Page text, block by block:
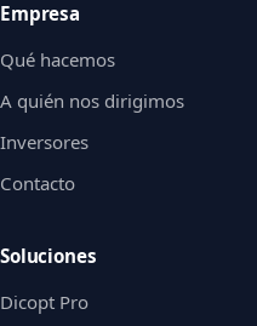
Empresa
Qué hacemos
A quién nos dirigimos
Inversores
Contacto
Soluciones
Dicopt Pro